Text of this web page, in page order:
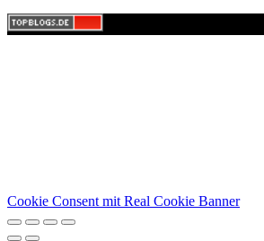
Cookie Consent mit Real Cookie Banner